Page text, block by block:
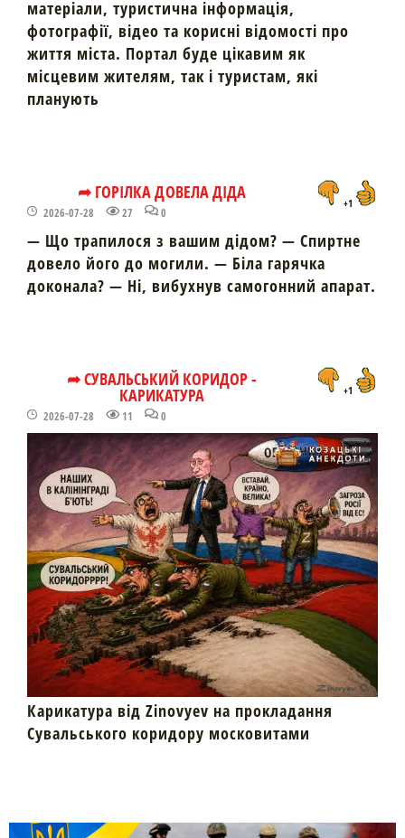
матеріали, туристична інформація,
фотографії, відео та корисні відомості про
життя міста. Портал буде цікавим як
місцевим жителям, так і туристам, які
планують
➦ ГОРІЛКА ДОВЕЛА ДІДА
2026-07-28 27 0
+1
— Що трапилося з вашим дідом? — Спиртне
довело його до могили. — Біла гарячка
доконала? — Ні, вибухнув самогонний апарат.
➦ СУВАЛЬСЬКИЙ КОРИДОР -
КАРИКАТУРА
2026-07-28 11 0
+1
Карикатура від Zinovyev на прокладання
Сувальського коридору московитами